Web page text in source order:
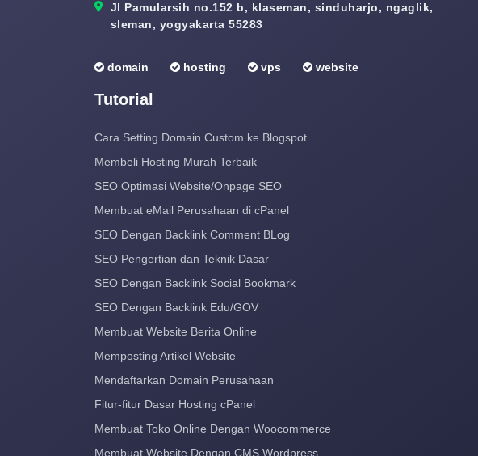
Jl Pamularsih no.152 b, klaseman, sinduharjo, ngaglik,
sleman, yogyakarta 55283
domain hosting vps website
Tutorial
Cara Setting Domain Custom ke Blogspot
Membeli Hosting Murah Terbaik
SEO Optimasi Website/Onpage SEO
Membuat eMail Perusahaan di cPanel
SEO Dengan Backlink Comment BLog
SEO Pengertian dan Teknik Dasar
SEO Dengan Backlink Social Bookmark
SEO Dengan Backlink Edu/GOV
Membuat Website Berita Online
Memposting Artikel Website
Mendaftarkan Domain Perusahaan
Fitur-fitur Dasar Hosting cPanel
Membuat Toko Online Dengan Woocommerce
Membuat Website Dengan CMS Wordpress